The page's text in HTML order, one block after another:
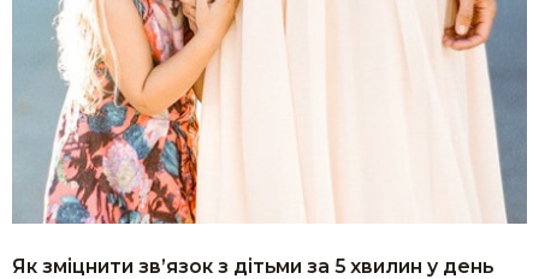
Як зміцнити зв’язок з дітьми за 5 хвилин у день